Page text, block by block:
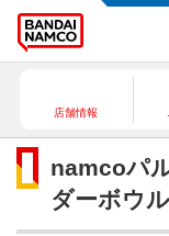
店舗情報
namcoパ
ダーボウル